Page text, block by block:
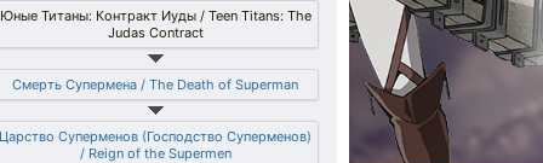
Юные Титаны: Контракт Иуды / Teen Titans: The
Judas Contract
Смерть Супермена / The Death of Superman
Царство Суперменов (Господство Суперменов)
/ Reign of the Supermen